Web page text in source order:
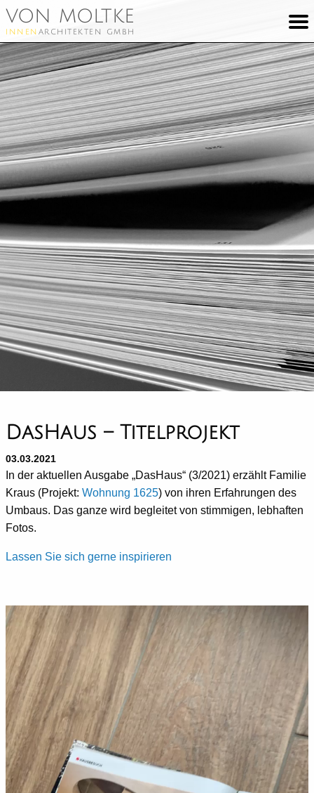
von moltke
innen architekten gmbh
DasHaus – Titelprojekt
03.03.2021
In der aktuellen Ausgabe „DasHaus“ (3/2021) erzählt Familie
Kraus (Projekt: Wohnung 1625) von ihren Erfahrungen des
Umbaus. Das ganze wird begleitet von stimmigen, lebhaften
Fotos.
Lassen Sie sich gerne inspirieren
Video-
Player